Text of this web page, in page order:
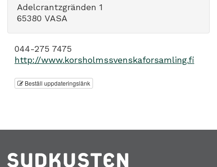
Adelcrantzgränden 1
65380 VASA
044-275 7475
http://www.korsholmssvenskaforsamling.fi
Beställ uppdateringslänk